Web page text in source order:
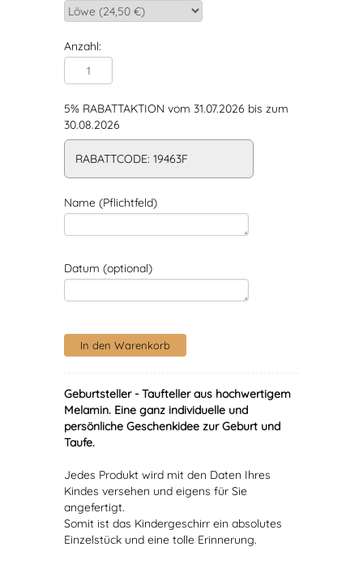
Anzahl:
5% RABATTAKTION vom 31.07.2026 bis zum
30.08.2026
RABATTCODE: 19463F
Name (Pflichtfeld)
Datum (optional)
Geburtsteller - Taufteller aus hochwertigem
Melamin. Eine ganz individuelle und
persönliche Geschenkidee zur Geburt und
Taufe.
Jedes Produkt wird mit den Daten Ihres
Kindes versehen und eigens für Sie
angefertigt.
Somit ist das Kindergeschirr ein absolutes
Einzelstück und eine tolle Erinnerung.